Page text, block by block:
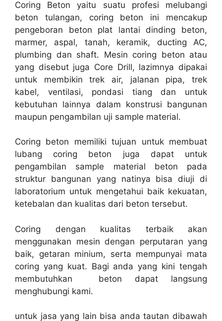
Coring Beton yaitu suatu profesi melubangi
beton tulangan, coring beton ini mencakup
pengeboran beton plat lantai dinding beton,
marmer, aspal, tanah, keramik, ducting AC,
plumbing dan shaft. Mesin coring beton atau
yang disebut juga Core Drill, lazimnya dipakai
untuk membikin trek air, jalanan pipa, trek
kabel, ventilasi, pondasi tiang dan untuk
kebutuhan lainnya dalam konstrusi bangunan
maupun pengambilan uji sample material.
Coring beton memiliki tujuan untuk membuat
lubang coring beton juga dapat untuk
pengambilan sample material beton pada
struktur bangunan yang natinya bisa diuji di
laboratorium untuk mengetahui baik kekuatan,
ketebalan dan kualitas dari beton tersebut.
Coring dengan kualitas terbaik akan
menggunakan mesin dengan perputaran yang
baik, getaran minium, serta mempunyai mata
coring yang kuat. Bagi anda yang kini tengah
membutuhkan beton dapat langsung
menghubungi kami.
untuk jasa yang lain bisa anda tautan dibawah